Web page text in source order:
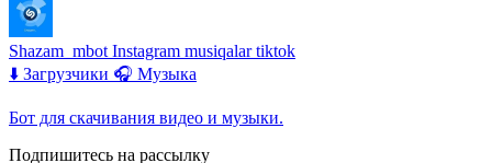
Shazam_mbot Instagram musiqalar tiktok
⬇️ Загрузчики 🎧 Музыка
Бот для скачивания видео и музыки.
Подпишитесь на рассылку